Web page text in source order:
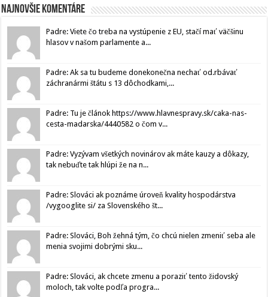
Najnovšie komentáre
Padre: Viete čo treba na vystúpenie z EU, stačí mať väčšinu
hlasov v našom parlamente a...
Padre: Ak sa tu budeme donekonečna nechať od.rbávať
záchranármi štátu s 13 dôchodkami,...
Padre: Tu je článok https://www.hlavnespravy.sk/caka-nas-
cesta-madarska/4440582 o čom v...
Padre: Vyzývam všetkých novinárov ak máte kauzy a dôkazy,
tak nebuďte tak hlúpi že na n...
Padre: Slováci ak poznáme úroveň kvality hospodárstva
/vygooglite si/ za Slovenského št...
Padre: Slováci, Boh žehná tým, čo chcú nielen zmeniť seba ale
menia svojimi dobrými sku...
Padre: Slováci, ak chcete zmenu a poraziť tento židovský
moloch, tak volte podľa progra...